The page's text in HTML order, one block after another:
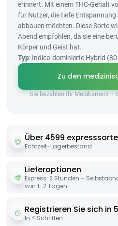
erinnert. Mit einem THC-Gehalt
für Nutzer, die tiefe Entspannung
abbauen möchten. Diese Sorte
Abend empfohlen, da sie eine
Körper und Geist hat.
Typ: Indica-dominierte Hybrid (80
Zu den
Sie bezahlen Ihr Medikament +
Über 4599
Echtzeit-Lagerbestand
Lieferoptionen
Express: 2 Stunden –
von 1–2 Tagen
Registrieren Sie sich in
In 4 Schritten